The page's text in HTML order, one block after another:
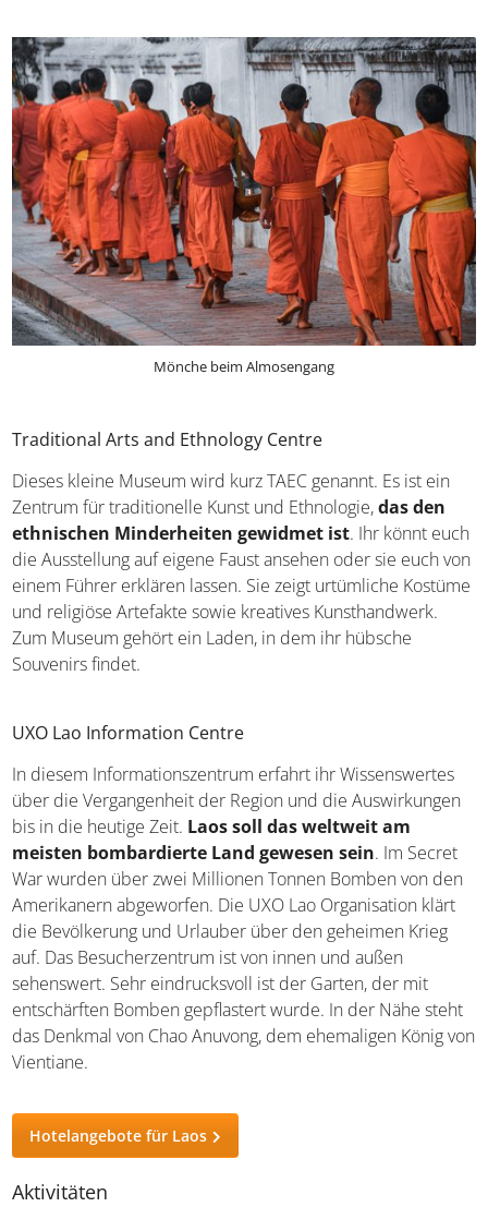
Mönche beim Almosengang
Traditional Arts and Ethnology Centre
Dieses kleine Museum wird kurz TAEC genannt. Es ist ein
Zentrum für traditionelle Kunst und Ethnologie,das den
ethnischen Minderheiten gewidmet ist. Ihr könnt euch
die Ausstellung auf eigene Faust ansehen oder sie euch von
einem Führer erklären lassen. Sie zeigt urtümliche Kostüme
und religiöse Artefakte sowie kreatives Kunsthandwerk.
Zum Museum gehört ein Laden, in dem ihr hübsche
Souvenirs findet.
UXO Lao Information Centre
In diesem Informationszentrum erfahrt ihr Wissenswertes
über die Vergangenheit der Region und die Auswirkungen
bis in die heutige Zeit. Laos soll das weltweit am
meisten bombardierte Land gewesen sein. Im Secret
War wurden über zwei Millionen Tonnen Bomben von den
Amerikanern abgeworfen. Die UXO Lao Organisation klärt
die Bevölkerung und Urlauber über den geheimen Krieg
auf. Das Besucherzentrum ist von innen und außen
sehenswert. Sehr eindrucksvoll ist der Garten, der mit
entschärften Bomben gepflastert wurde. In der Nähe steht
das Denkmal von Chao Anuvong, dem ehemaligen König von
Vientiane.
Hotelangebote für Laos
Aktivitäten